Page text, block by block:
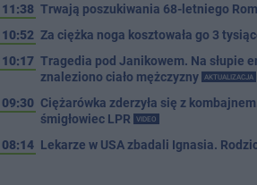
11:38 Trwają poszukiwania 68-letniego
10:52 Za ciężka noga kosztowała go 3
10:17 Tragedia pod Janikowem. Na słupie
znaleziono ciało mężczyzny
AKTUALIZACJA
09:30 Ciężarówka zderzyła się z
śmigłowiec LPR
VIDEO
08:14 Lekarze w USA zbadali Ignasia.